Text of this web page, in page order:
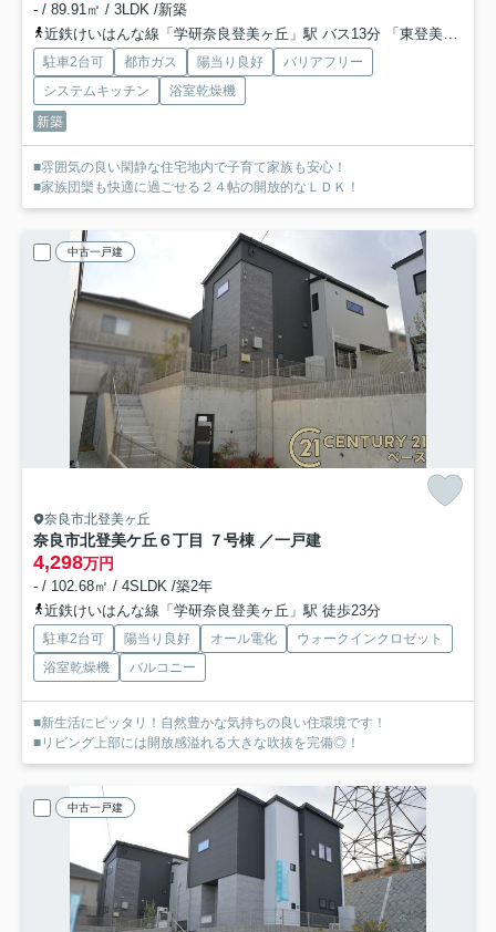
- / 89.91㎡ / 3LDK /新築
近鉄けいはんな線「学研奈良登美ヶ丘」駅 バス13分 「東登美ヶ丘６丁目」 停歩5分
駐車2台可 都市ガス 陽当り良好
バリアフリー
システムキッチン
浴室乾燥機
新築
■雰囲気の良い閑静な住宅地内で子育て家族も安心！
■家族団欒も快適に過ごせる２４帖の開放的なＬＤＫ！
中古一戸建
奈良市北登美ヶ丘
奈良市北登美ケ丘６丁目 ７号棟 ／一戸建
4,298万円
- / 102.68㎡ / 4SLDK /築2年
近鉄けいはんな線「学研奈良登美ヶ丘」駅 徒歩23分
駐車2台可 陽当り良好 オール電化
ウォークインクロゼット
浴室乾燥機
バルコニー
■新生活にピッタリ！自然豊かな気持ちの良い住環境です！
■リビング上部には開放感溢れる大きな吹抜を完備◎！
中古一戸建